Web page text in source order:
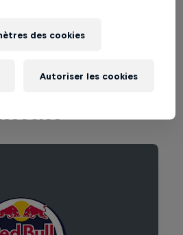
des cookies
Autoriser les cookies